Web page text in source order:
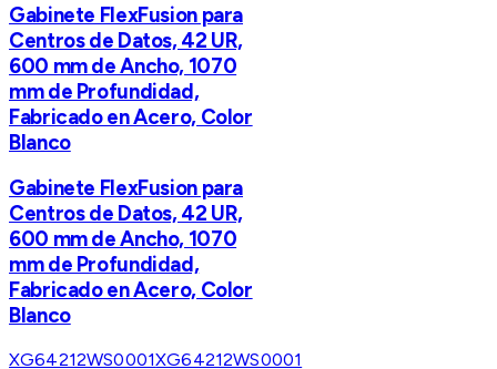
Gabinete FlexFusion para
Centros de Datos, 42 UR,
600 mm de Ancho, 1070
mm de Profundidad,
Fabricado en Acero, Color
Blanco
Gabinete FlexFusion para
Centros de Datos, 42 UR,
600 mm de Ancho, 1070
mm de Profundidad,
Fabricado en Acero, Color
Blanco
XG64212WS0001XG64212WS0001